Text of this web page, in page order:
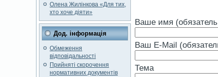
Олена Жилінкова «Для тих,
хто хоче діяти»
Дод. інформація
Обмеження
відповідальності
Прийняті скорочення
нормативних документів
Ваше имя
Ваш E-Mail
Тема